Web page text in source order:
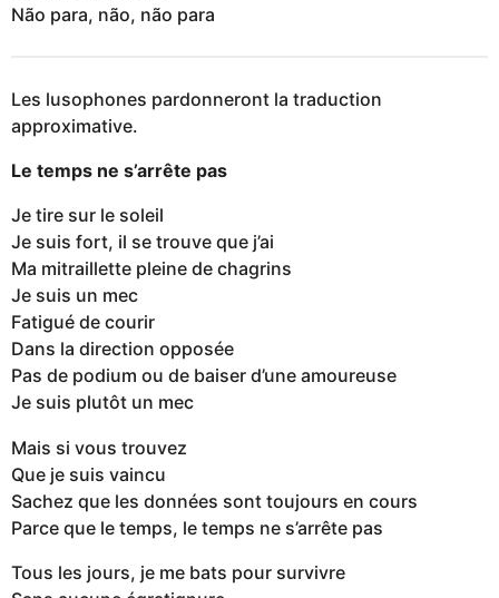
Não para, não, não para
Les lusophones pardonneront la traduction
approximative.
Le temps ne s’arrête pas
Je tire sur le soleil
Je suis fort, il se trouve que j’ai
Ma mitraillette pleine de chagrins
Je suis un mec
Fatigué de courir
Dans la direction opposée
Pas de podium ou de baiser d’une amoureuse
Je suis plutôt un mec
Mais si vous trouvez
Que je suis vaincu
Sachez que les données sont toujours en cours
Parce que le temps, le temps ne s’arrête pas
Tous les jours, je me bats pour survivre